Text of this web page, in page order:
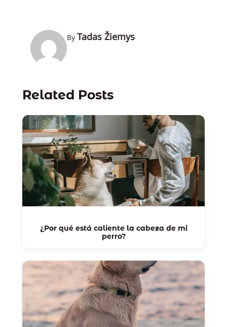
By Tadas Žiemys
Related Posts
¿Por qué está caliente la cabeza de mi
perro?